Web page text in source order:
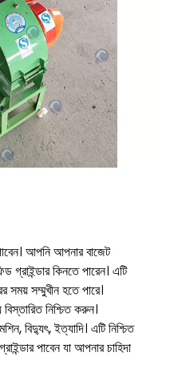
আপনি আপনার বাজেট
গ্রাইন্ডার কিনতে পারেন। এটি
সময় সম্মুখীন হতে পারে।
নিশ্চিত করুন।
বিদ্যুৎ, ইত্যাদি। এটি নিশ্চিত
পাবেন যা আপনার চাহিদা